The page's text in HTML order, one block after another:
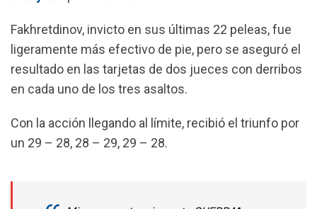
Fakhretdinov, invicto en sus últimas 22 peleas, fue
ligeramente más efectivo de pie, pero se aseguró el
resultado en las tarjetas de dos jueces con derribos
en cada uno de los tres asaltos.
Con la acción llegando al límite, recibió el triunfo por
un 29 – 28, 28 – 29, 29 – 28.